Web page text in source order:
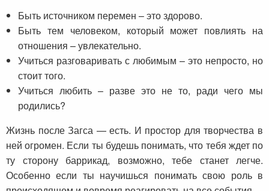
Быть источником перемен – это здорово.
Быть тем человеком, который может повлиять на
отношения – увлекательно.
Учиться разговаривать с любимым – это непросто, но
стоит того.
Учиться любить – разве это не то, ради чего мы
родились?
Жизнь после Загса — есть. И простор для творчества в
ней огромен. Если ты будешь понимать, что тебя ждет по
ту сторону баррикад, возможно, тебе станет легче.
Особенно если ты научишься понимать свою роль в